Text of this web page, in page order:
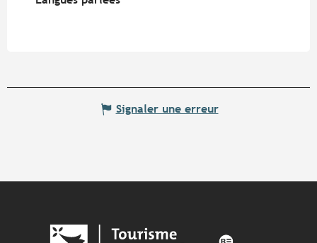
Signaler une erreur